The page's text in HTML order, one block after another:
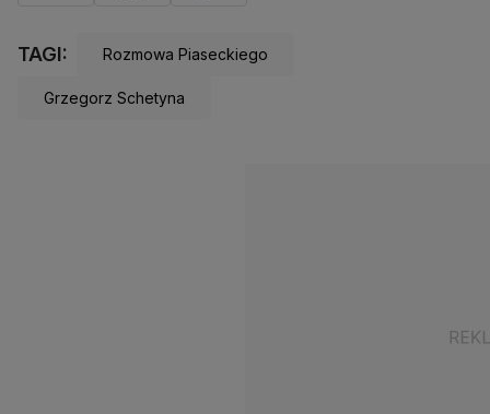
TAGI: Rozmowa Piaseckiego
Grzegorz Schetyna